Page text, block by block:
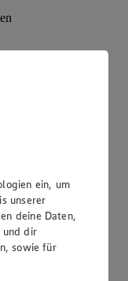
UStG: DE
Eileen
U. Plath
Marc
ein, um
unserer
deine Daten,
und dir
sowie für